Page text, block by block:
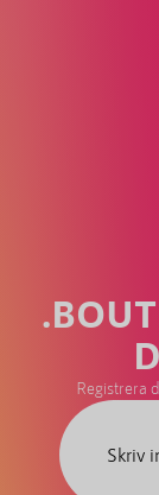
Registrera